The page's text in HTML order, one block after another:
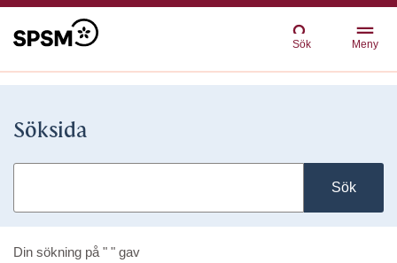
Sök Meny
Söksida
Sök
Din sökning på " " gav